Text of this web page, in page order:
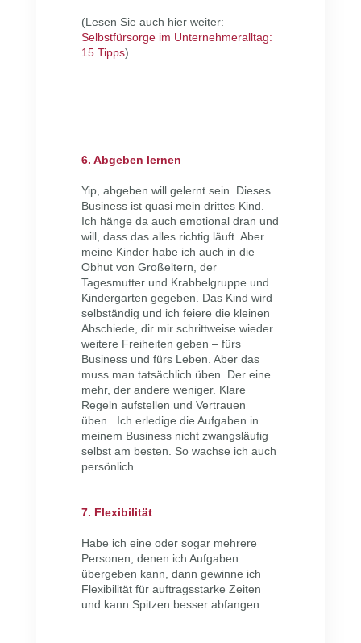
(Lesen Sie auch hier weiter:
Selbstfürsorge im Unternehmeralltag:
15 Tipps)
6. Abgeben lernen
Yip, abgeben will gelernt sein. Dieses
Business ist quasi mein drittes Kind.
Ich hänge da auch emotional dran und
will, dass das alles richtig läuft. Aber
meine Kinder habe ich auch in die
Obhut von Großeltern, der
Tagesmutter und Krabbelgruppe und
Kindergarten gegeben. Das Kind wird
selbständig und ich feiere die kleinen
Abschiede, dir mir schrittweise wieder
weitere Freiheiten geben – fürs
Business und fürs Leben. Aber das
muss man tatsächlich üben. Der eine
mehr, der andere weniger. Klare
Regeln aufstellen und Vertrauen
üben. Ich erledige die Aufgaben in
meinem Business nicht zwangsläufig
selbst am besten. So wachse ich auch
persönlich.
7. Flexibilität
Habe ich eine oder sogar mehrere
Personen, denen ich Aufgaben
übergeben kann, dann gewinne ich
Flexibilität für auftragsstarke Zeiten
und kann Spitzen besser abfangen.